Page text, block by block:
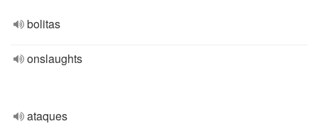
bolitas
onslaughts
ataques